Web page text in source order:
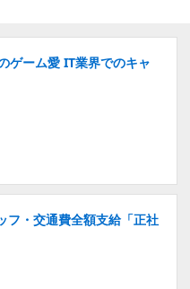
ゲーム愛 IT業界でのキャ
フ・交通費全額支給「正社